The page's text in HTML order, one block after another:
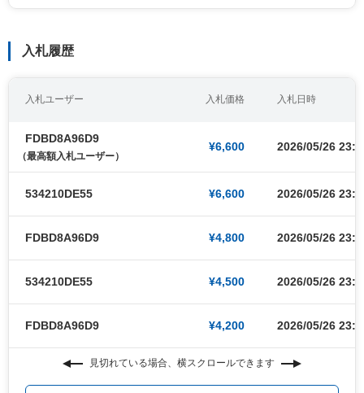
入札履歴
入札ユーザー 入札価格 入札日時
FDBD8A96D9
（最高額入札ユーザー）
¥6,600 2026/05/26
534210DE55 ¥6,600 2026/05/26
FDBD8A96D9 ¥4,800 2026/05/26
534210DE55 ¥4,500 2026/05/26
FDBD8A96D9 ¥4,200 2026/05/26
見切れている場合、横スクロールできます